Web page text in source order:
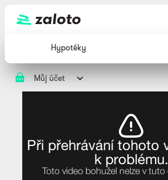
Hypotéky
Můj účet